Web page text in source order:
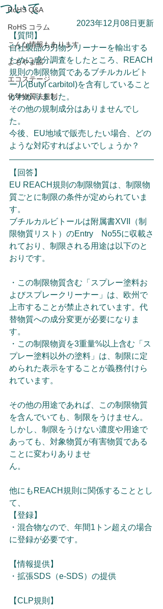
RoHS Q&A
RoHS コラム
こんな情報もあります
よもやま話
エコステージ
化学物質法規制
ついて
2023年12月08日更新
【質問】
自社製品の刃物クリーナーを輸出する
ために成分調査をしたところ、REACH
規則の制限物質であるブチルカルビト
ール(Butyl carbitol)を含有していること
がわかりました。
その他の規制成分はありませんでし
た。
今後、EU地域で販売したい場合、どの
ような対応すればよいでしょうか？
【回答】
EU REACH規則の制限物質は、制限物
質ごとに制限の条件が定められていま
す。
ブチルカルビトールは附属書XVII（制
限物質リスト）のEntry　No55に収載さ
れており、制限される用途は以下のと
おりです。
・この制限物質含む「スプレー塗料お
よびスプレークリーナー」は、欧州で
上市することが禁止されています。代
替物質への成分変更が必要になりま
す。
・この制限物資を3重量%以上含む「ス
プレー塗料以外の塗料」は、制限に定
められた表示をすることが義務付けら
れています。
その他の用途であれば、この制限物質
を含んでいても、制限をうけません。
しかし、制限をうけない濃度や用途で
あっても、対象物質が有害物質である
ことに変わりありませ
ん。
他にもREACH規則に関係することとし
て、
【登録】
・混合物なので、年間1トン超えの場合
に登録が必要です。
【情報提供】
・拡張SDS（e-SDS）の提供
【CLP規則】